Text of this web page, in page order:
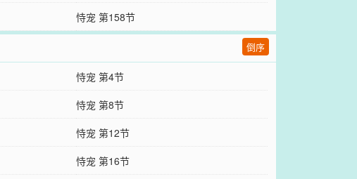
恃宠 第158节
倒序
恃宠 第4节
恃宠 第8节
恃宠 第12节
恃宠 第16节